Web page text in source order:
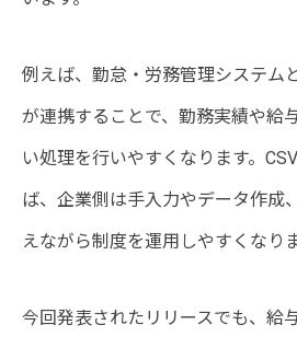
例えば、勤怠・労務管理システム
が連携することで、勤務実績や給
い処理を行いやすくなります。
ば、企業側は手入力やデータ作成
えながら制度を運用しやすくなりま
今回発表されたリリースでも、給